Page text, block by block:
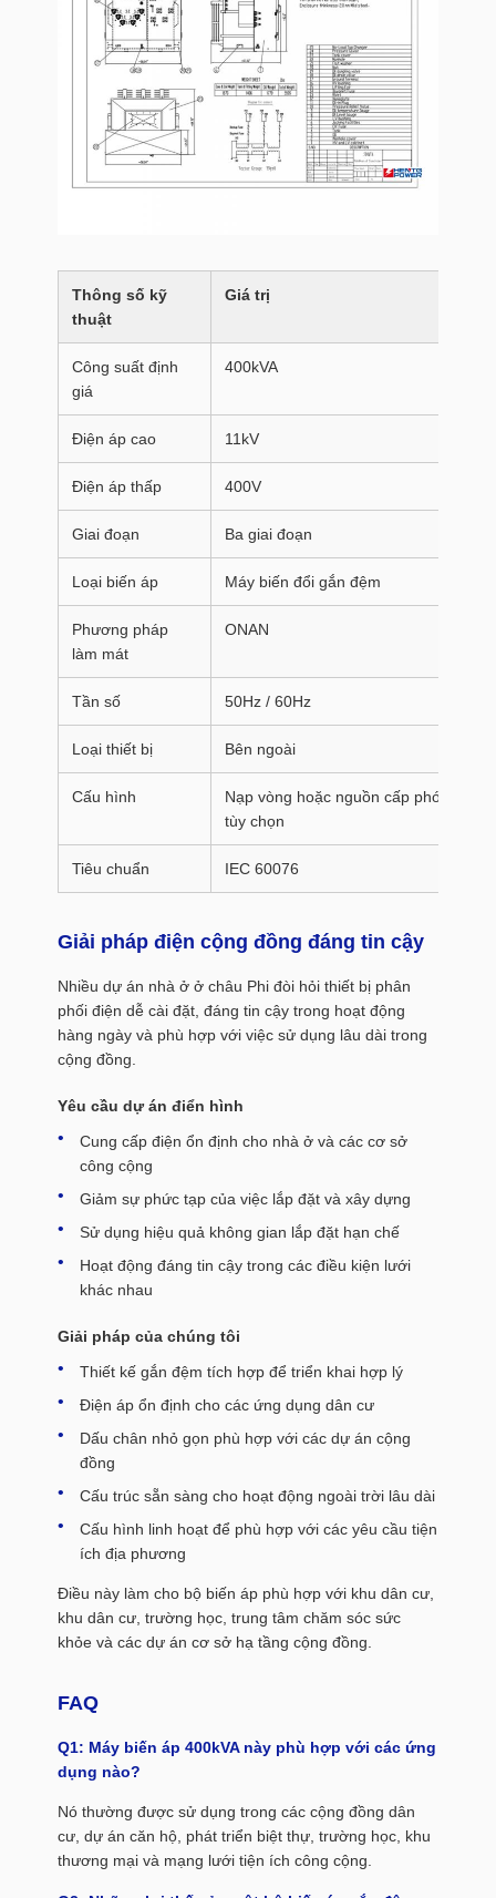
Thông số kỹ
thuật
Giá trị
Công suất định
giá
400kVA
Điện áp cao 11kV
Điện áp thấp 400V
Giai đoạn Ba giai đoạn
Loại biến áp Máy biến đổi gắn đệm
Phương pháp
làm mát
ONAN
Tần số 50Hz / 60Hz
Loại thiết bị Bên ngoài
Cấu hình
Nạp vòng hoặc nguồn cấp phóng xạ
tùy chọn
Tiêu chuẩn IEC 60076
Giải pháp điện cộng đồng đáng tin cậy
Nhiều dự án nhà ở ở châu Phi đòi hỏi thiết bị phân
phối điện dễ cài đặt, đáng tin cậy trong hoạt động
hàng ngày và phù hợp với việc sử dụng lâu dài trong
cộng đồng.
Yêu cầu dự án điển hình
Cung cấp điện ổn định cho nhà ở và các cơ sở
công cộng
Giảm sự phức tạp của việc lắp đặt và xây dựng
Sử dụng hiệu quả không gian lắp đặt hạn chế
Hoạt động đáng tin cậy trong các điều kiện lưới
khác nhau
Giải pháp của chúng tôi
Thiết kế gắn đệm tích hợp để triển khai hợp lý
Điện áp ổn định cho các ứng dụng dân cư
Dấu chân nhỏ gọn phù hợp với các dự án cộng
đồng
Cấu trúc sẵn sàng cho hoạt động ngoài trời lâu dài
Cấu hình linh hoạt để phù hợp với các yêu cầu tiện
ích địa phương
Điều này làm cho bộ biến áp phù hợp với khu dân cư,
khu dân cư, trường học, trung tâm chăm sóc sức
khỏe và các dự án cơ sở hạ tầng cộng đồng.
FAQ
Q1: Máy biến áp 400kVA này phù hợp với các ứng
dụng nào?
Nó thường được sử dụng trong các cộng đồng dân
cư, dự án căn hộ, phát triển biệt thự, trường học, khu
thương mại và mạng lưới tiện ích công cộng.